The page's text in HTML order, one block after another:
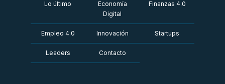
Lo último
Economía
Digital
Finanzas 4.0
Empleo 4.0 Innovación Startups
Leaders Contacto